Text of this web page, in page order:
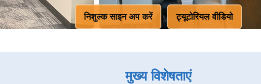
निशुल्क साइन अप करें ट्यूटोरियल वीडियो
मुख्य विशेषताएं